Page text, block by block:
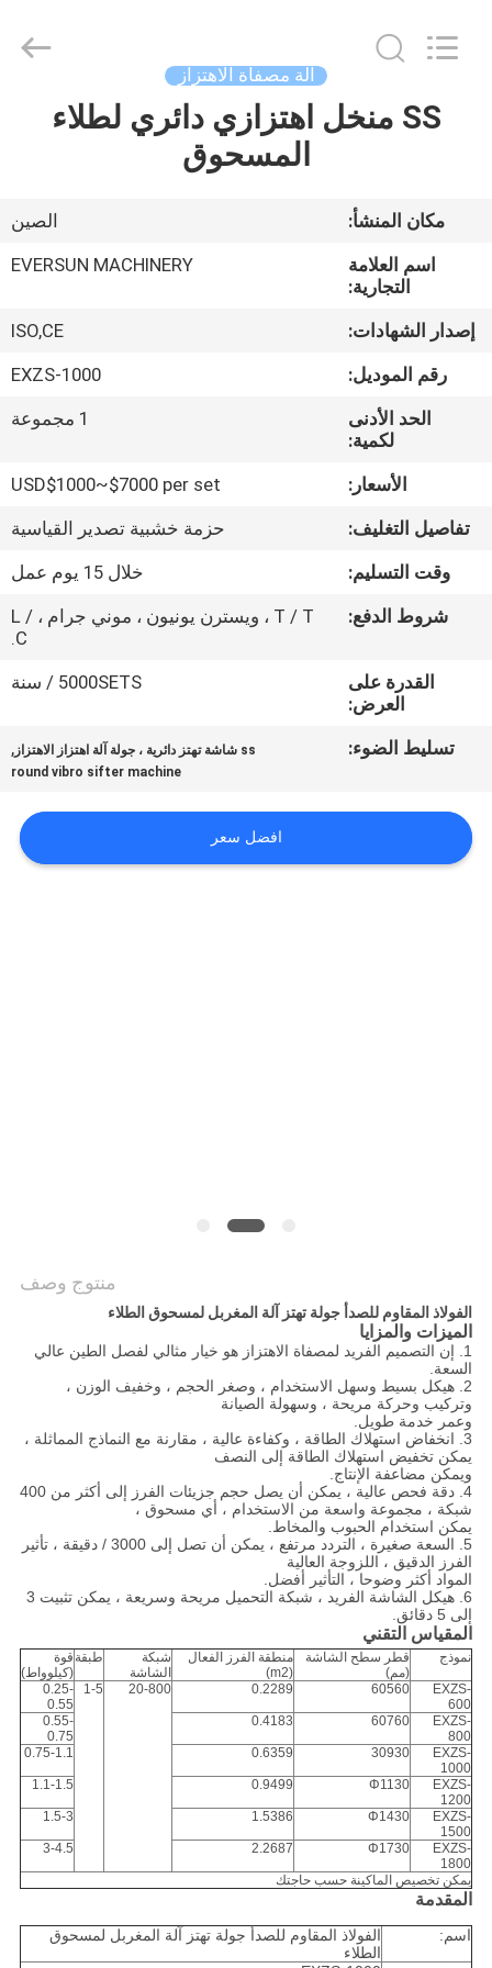
مسكن
عرض
الافتراضي
معلومات
جولة
في
المعمل
الجودة
اتصل
اطلب
آلة مصفاة الاهتزاز
SS منخل اهتزازي دائري لطلاء
المسحوق
مكان المنشأ:
الصين
اسم العلامة
التجارية:
EVERSUN MACHINERY
إصدار الشهادات:
ISO,CE
رقم الموديل:
EXZS-1000
الحد الأدنى
لكمية:
1 مجموعة
الأسعار:
USD$1000~$7000 per set
تفاصيل التغليف:
حزمة خشبية تصدير القياسية
وقت التسليم:
خلال 15 يوم عمل
شروط الدفع:
T / T ، ويسترن يونيون ، موني جرام ، L /
C.
القدرة على
العرض:
5000SETS / سنة
تسليط الضوء: ss شاشة تهتز دائرية ، جولة آلة اهتزاز الاهتزاز ,
round vibro sifter machine
افضل سعر
منتوج وصف
الفولاذ المقاوم للصدأ جولة تهتز آلة المغربل لمسحوق الطلاء
الميزات والمزايا
1. إن التصميم الفريد لمصفاة الاهتزاز هو خيار مثالي لفصل الطين عالي
السعة.
2. هيكل بسيط وسهل الاستخدام ، وصغر الحجم ، وخفيف الوزن ،
وتركيب وحركة مريحة ، وسهولة الصيانة
وعمر خدمة طويل.
3. انخفاض استهلاك الطاقة ، وكفاءة عالية ، مقارنة مع النماذج المماثلة ،
يمكن تخفيض استهلاك الطاقة إلى النصف
ويمكن مضاعفة الإنتاج.
4. دقة فحص عالية ، يمكن أن يصل حجم جزيئات الفرز إلى أكثر من 400
شبكة ، مجموعة واسعة من الاستخدام ، أي مسحوق ،
يمكن استخدام الحبوب والمخاط.
5. السعة صغيرة ، التردد مرتفع ، يمكن أن تصل إلى 3000 / دقيقة ، تأثير
الفرز الدقيق ، اللزوجة العالية
المواد أكثر وضوحا ، التأثير أفضل.
6. هيكل الشاشة الفريد ، شبكة التحميل مريحة وسريعة ، يمكن تثبيت 3
إلى 5 دقائق.
المقياس التقني
نموذج
قطر سطح الشاشة
(مم)
منطقة الفرز الفعال
(m2)
شبكة
الشاشة
طبقة قوة
(كيلوواط)
EXZS-
600
60560
0.2289
20-800
1-5
0.25-
0.55
EXZS-
800
60760
0.4183
0.55-
0.75
EXZS-
1000
30930
0.6359
0.75-1.1
EXZS-
1200
Φ1130
0.9499
1.1-1.5
EXZS-
1500
Φ1430
1.5386
1.5-3
EXZS-
1800
Φ1730
2.2687
3-4.5
يمكن تخصيص الماكينة حسب حاجتك
المقدمة
اسم:
الفولاذ المقاوم للصدأ جولة تهتز آلة المغربل لمسحوق
الطلاء